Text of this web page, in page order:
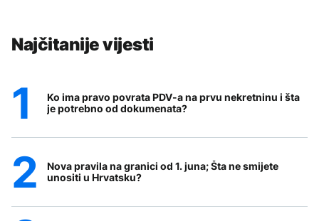
Najčitanije vijesti
Ko ima pravo povrata PDV-a na prvu nekretninu i šta
je potrebno od dokumenata?
Nova pravila na granici od 1. juna; Šta ne smijete
unositi u Hrvatsku?